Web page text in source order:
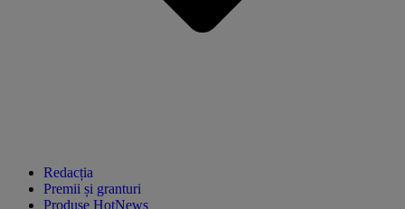
Redacția
Premii și granturi
Produse HotNews